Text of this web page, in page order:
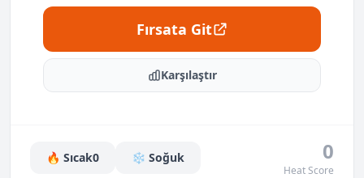
Fırsata Git
Karşılaştır
🔥 Sıcak0 ❄️ Soğuk 0
Heat Score